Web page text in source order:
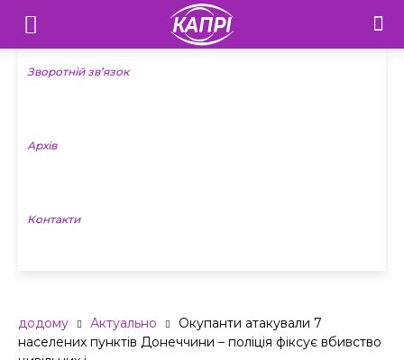
Телебачення
«Капрі»
Новини
Зворотній зв’язок
Архів
Контакти
додому Актуально
Окупанти атакували 7
населених пунктів Донеччини – поліція фіксує вбивство